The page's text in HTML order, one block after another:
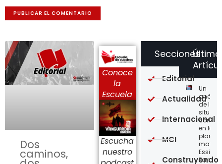
Dos
caminos,
Conoce
la
Escuela
Escucha
nuestro
Un
de la
en la
planta
matriz
Essity-
Familia
Secciones
Editorial
Actualidad
Internacional
MCI
Construyendo